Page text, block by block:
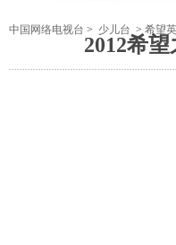
中国网络电视台 > 少儿台 > 希望
2012希